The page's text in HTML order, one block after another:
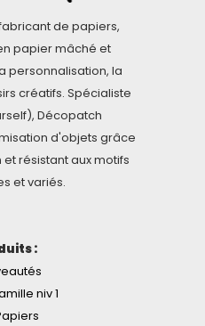
de papiers,
papier mâché et
personnalisation, la
créatifs. Spécialiste
Décopatch
d'objets grâce
résistant aux motifs
et variés.
:
niv 1